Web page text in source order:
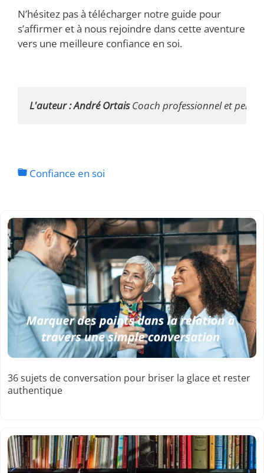
N’hésitez pas à télécharger notre guide pour
s’affirmer et à nous rejoindre dans cette aventure
vers une meilleure confiance en soi.
L'auteur : André Ortais Coach professionnel et
Confiance en soi
36 sujets de conversation pour briser la glace et rester
authentique